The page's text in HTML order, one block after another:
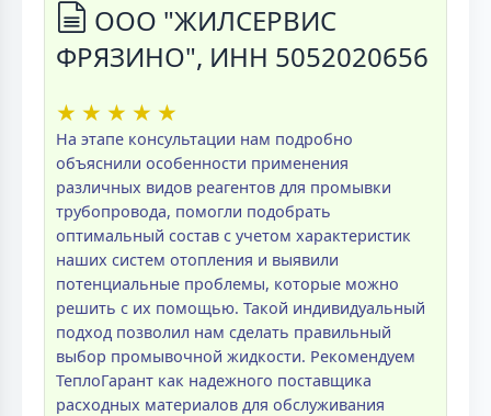
ООО "ЖИЛСЕРВИС
ФРЯЗИНО", ИНН 5052020656
★ ★ ★ ★ ★
На этапе консультации нам подробно
объяснили особенности применения
различных видов реагентов для промывки
трубопровода, помогли подобрать
оптимальный состав с учетом характеристик
наших систем отопления и выявили
потенциальные проблемы, которые можно
решить с их помощью. Такой индивидуальный
подход позволил нам сделать правильный
выбор промывочной жидкости. Рекомендуем
ТеплоГарант как надежного поставщика
расходных материалов для обслуживания